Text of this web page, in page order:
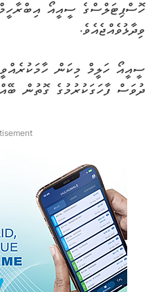
ހޮސްޕިޓަލްސްގެ ސީއީއޯ
ވިދާޅުވެއްޖެއެވެ.
ސީއީއޯ ހަލީމް މިކަން
ދުވަސް ފާހަގަކުރުމުގެ ގޮތުން